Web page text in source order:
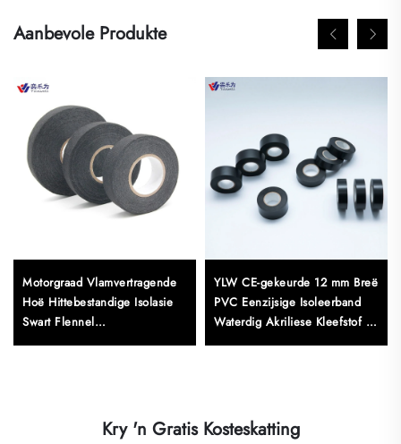
Aanbevole Produkte
Motorgraad Vlamvertragende
Hoë Hittebestandige Isolasie
Swart Flennel
Bedradingbundelband 10m
YLW CE-gekeurde 12 mm Breë
PVC Eenzijsige Isoleerband
Waterdig Akriliese Kleefstof vir
Industriële Kartondoonding
Kry 'n Gratis Kosteskatting